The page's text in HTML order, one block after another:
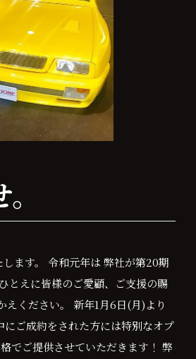
ます。 令和元年は 弊社が第20期
とえに皆様のご愛顧、ご支援の賜
ください。 新年1月6日(月)より
ご成約をされた方には特別なオプ
でご提供させていただきます！ 弊